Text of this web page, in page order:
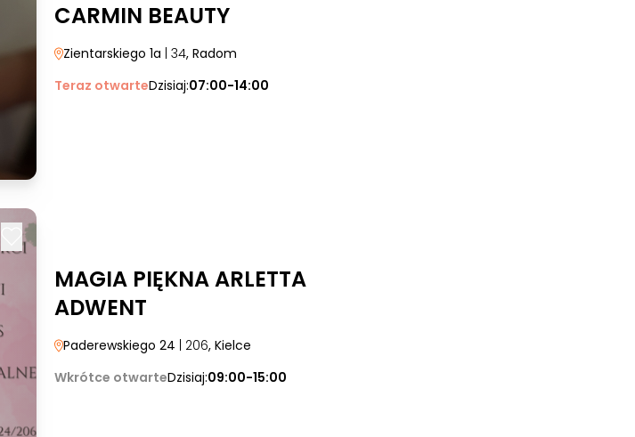
CARMIN BEAUTY
Zientarskiego 1a | 34, Radom
Teraz otwarteDzisiaj:07:00-14:00
MAGIA PIĘKNA ARLETTA
ADWENT
Paderewskiego 24 | 206, Kielce
Wkrótce otwarteDzisiaj:09:00-15:00